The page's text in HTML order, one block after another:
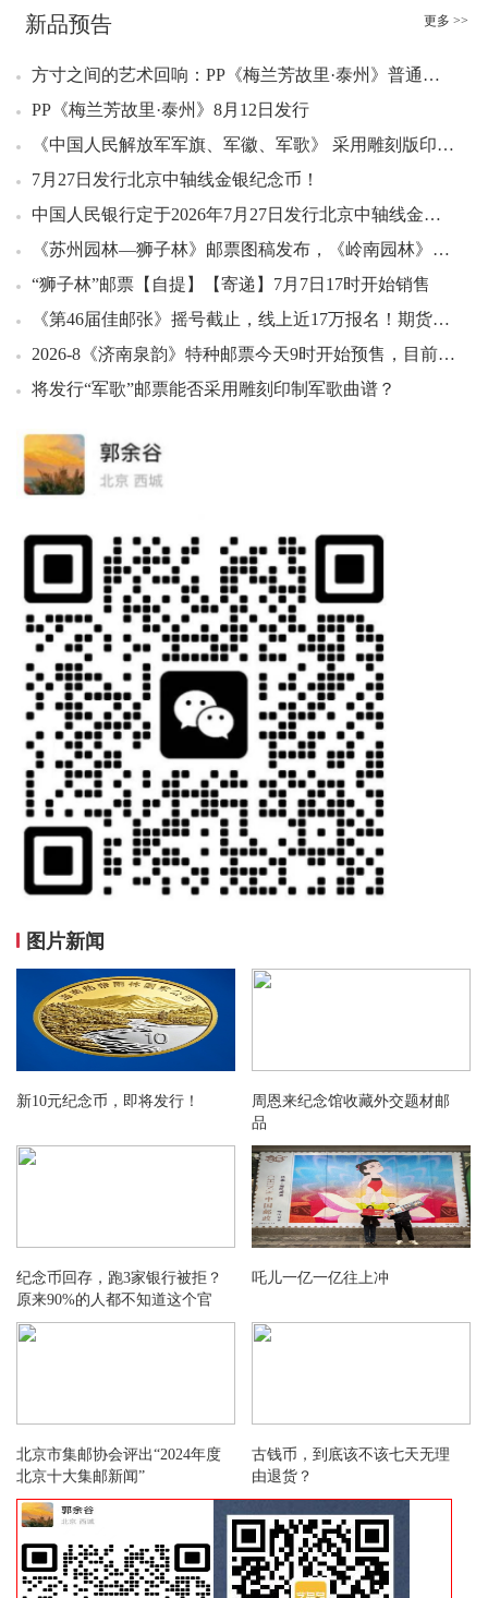
12：17 西游记一风琴折好品12.00元成交19版
12：19 封神演义二小型张38.00元成交30
12：19 封神演义二小型张37.99元成交10
12：19 1980年贰角 金丝背绿（互动金标）1019.00元成交2
12：20 封神演义二小型张39.00元成交1
12：29 1980年贰角 金丝背绿（互动金标）1010.00元成交2
12：32 大龙小型张（中邮评级黑标）好品550.00元成交2套
12：32 1965年拾圆 牡丹红（互动金标）1002.30元成交2
12：32 1980年贰角 金丝背绿（互动金标）1005.00元成交2
12：33 中国农民丰收节套票好品0.62元成交399套
12：35 1962年壹角背紫钛白纤云（互动金标）225.00元成交3
12：35 1962年壹角 红宝石（互动金标）1301.00元成交1
12：36 1962年壹角 红宝石（互动金标）1301.00元成交1
12：38 1980年贰角 金丝背绿（互动金标）1000.00元成交1
12：41 解放军军旗军徽军歌小版好品22.50元成交42版
12：42 1962年壹角 红宝石（互动金标）1302.00元成交2
12：44 1965年拾圆 牡丹红（互动金标）1002.20元成交1
12：47 封神演义二小型张好品38.00元成交33张
12：47 1962年壹角 一心为国（互动金标）670.00元成交1
12：48 1962年壹角 红宝石（互动金标）1301.00元成交1
12：49 1962年壹角 一心为国（互动金标）688.00元成交1
12：49 1962年壹角 红宝石（互动金标）1308.00元成交3
12：50 中国空间站套票好品2.68元成交200套
12：51 1962年壹角 一心为国（互动金标）700.00元成交2
12：52 1962年壹角下乡 满堂红（互动金标）4250.00元成交1
12：57 1962年壹角 关门冠（互动金标）500.00元成交1
12：57 1962年壹角 关门冠（互动金标）488.00元成交1
12：58 1960年壹圆 福星一品红（互动金标）317.00元成交1
12：59 1962年壹角 红宝石（互动金标）1300.00元成交1
12：59 1962年大桥贰角 长江孤影（互动金标）1100.00元成交1
13：00 1962年壹角 红宝石（互动金标）1300.00元成交2
13：00 1962年大桥贰角 长江孤影（互动金标）1154.00元成交1
13：00 1962年壹角 红宝石（互动金标）1300.00元成交3
13：00 1962年壹角 红宝石（互动金标）1300.00元成交1
13：00 1962年壹角 红宝石（互动金标）1300.00元成交1
13：00 1960年壹圆 福星一品红（互动金标）316.00元成交1
13：03 1980年贰角 金丝背绿（互动金标）1000.00元成交1
13：03 1980年贰角 金丝背绿（互动金标）1000.00元成交1
13：04 1980年贰角 金丝背绿（互动金标）1000.00元成交1
13：04 1980年贰角 金丝背绿（互动金标）1000.00元成交1
13：05 1980年贰角 金丝背绿（互动金标）1000.00元成交1
13：05 1980年贰角 金丝背绿（互动金标）1000.00元成交1
新品预告 更多 >>
方寸之间的艺术回响：PP《梅兰芳故里·泰州》普通邮资片即将发行
PP《梅兰芳故里·泰州》8月12日发行
《中国人民解放军军旗、军徽、军歌》 采用雕刻版印刷，实物高清图，8月1日发行
7月27日发行北京中轴线金银纪念币！
中国人民银行定于2026年7月27日发行北京中轴线金银纪念币一套
《苏州园林—狮子林》邮票图稿发布，《岭南园林》邮票要“发贺电”
“狮子林”邮票【自提】【寄递】7月7日17时开始销售
《第46届佳邮张》摇号截止，线上近17万报名！期货50，市场预期不高→
2026-8《济南泉韵》特种邮票今天9时开始预售，目前其发行量和大版版式仍在和您“躲猫猫”
将发行“军歌”邮票能否采用雕刻印制军歌曲谱？
图片新闻
新10元纪念币，即将发行！
周恩来纪念馆收藏外交题材邮
品
纪念币回存，跑3家银行被拒？
原来90%的人都不知道这个官
方渠道！
吒儿一亿一亿往上冲
北京市集邮协会评出“2024年度
北京十大集邮新闻”
古钱币，到底该不该七天无理
由退货？